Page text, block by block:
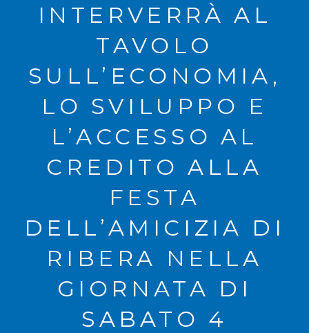
INTERVERRÀ AL
TAVOLO
SULL’ECONOMIA,
LO SVILUPPO E
L’ACCESSO AL
CREDITO ALLA
FESTA
DELL’AMICIZIA DI
RIBERA NELLA
GIORNATA DI
SABATO 4